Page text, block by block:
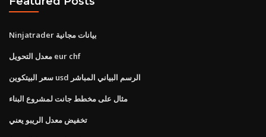
Ninjatrader بيانات مجانية
معدل التحويل eur chf
سعر البيتكوين usd الرسم البياني المباشر
مثال على مخطط جانت لمشروع البناء
تخفيض معدل الريبو يعني